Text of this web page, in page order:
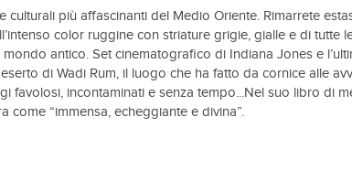
più affascinanti del Medio Oriente. Rimarrete
color ruggine con striature grigie, gialle e di tutte
antico. Set cinematografico di Indiana Jones e
di Wadi Rum, il luogo che ha fatto da cornice alle
favolosi, incontaminati e senza tempo...Nel suo libro di
come “immensa, echeggiante e divina”.